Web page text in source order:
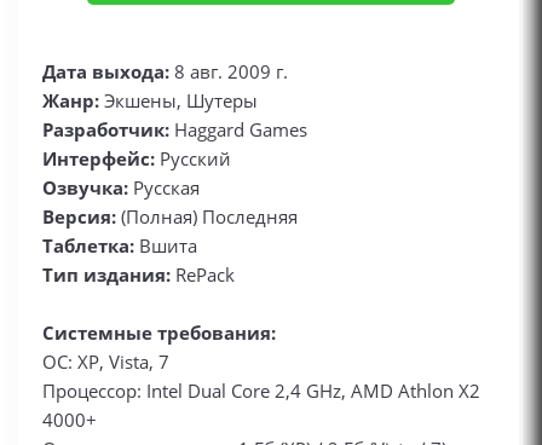
Дата выхода: 8 авг. 2009 г.
Жанр: Экшены, Шутеры
Разработчик: Haggard Games
Интерфейс: Русский
Озвучка: Русская
Версия: (Полная) Последняя
Таблетка: Вшита
Тип издания: RePack
Системные требования:
ОС: XP, Vista, 7
Процессор: Intel Dual Core 2,4 GHz, AMD Athlon X2
4000+